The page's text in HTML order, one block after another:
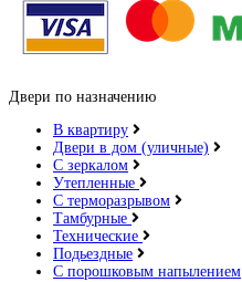
Двери по назначению
В квартиру
Двери в дом (уличные)
С зеркалом
Утепленные
С терморазрывом
Тамбурные
Технические
Подьездные
С порошковым напылением